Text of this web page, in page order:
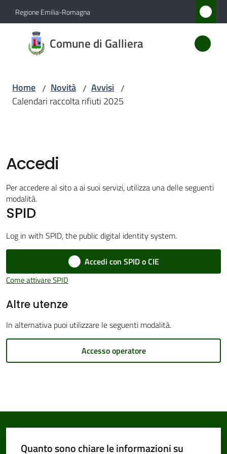
Vai al contenuto
Vai alla navigazione
Vai al footer
Regione Emilia-Romagna
Comune di Galliera
Comune
di
Servizi
Vivere
Galliera
Amministrazione
Tutti
Home / Novità / Avvisi /
Calendari raccolta rifiuti 2025
Accedi
Per accedere al sito a ai suoi servizi, utilizza una delle seguenti
modalità.
SPID
Log in with SPID, the public digital identity system.
Accedi con SPID o CIE
Come attivare SPID
Altre utenze
In alternativa puoi utilizzare le seguenti modalità.
Accesso operatore
Quanto sono chiare le informazioni su